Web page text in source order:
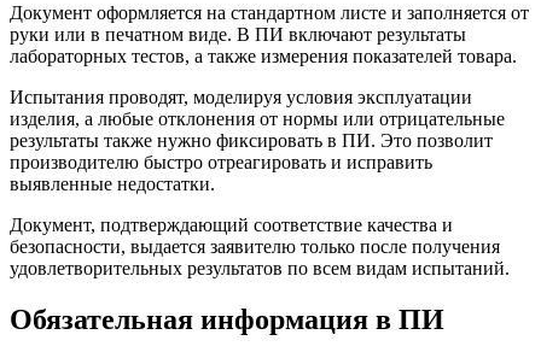
Документ оформляется на стандартном листе и заполняется от
руки или в печатном виде. В ПИ включают результаты
лабораторных тестов, а также измерения показателей товара.
Испытания проводят, моделируя условия эксплуатации
изделия, а любые отклонения от нормы или отрицательные
результаты также нужно фиксировать в ПИ. Это позволит
производителю быстро отреагировать и исправить
выявленные недостатки.
Документ, подтверждающий соответствие качества и
безопасности, выдается заявителю только после получения
удовлетворительных результатов по всем видам испытаний.
Обязательная информация в ПИ